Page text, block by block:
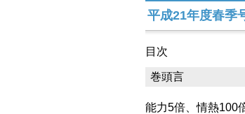
平成21年度春季
目次
巻頭言
能力5倍、情熱100